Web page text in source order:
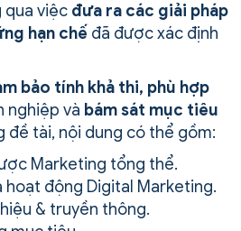
qua việc đưa ra các giải pháp
hạn chế đã được xác định
bảo tính khả thi, phù hợp
nghiệp và bám sát mục tiêu
đề tài, nội dung có thể gồm:
Marketing tổng thể.
hoạt động Digital Marketing.
& truyền thông.